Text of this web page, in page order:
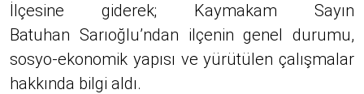
İlçesine giderek; Kaymakam Sayın
Batuhan Sarıoğlu’ndan ilçenin genel durumu,
sosyo-ekonomik yapısı ve yürütülen çalışmalar
hakkında bilgi aldı.